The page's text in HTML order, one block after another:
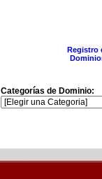
Registro
Categorías de Dominio: